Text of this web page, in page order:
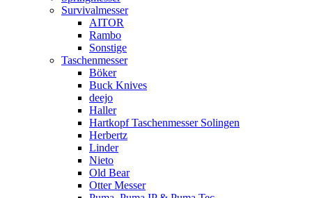
Survivalmesser
AITOR
Rambo
Sonstige
Taschenmesser
Böker
Buck Knives
deejo
Haller
Hartkopf Taschenmesser Solingen
Herbertz
Linder
Nieto
Old Bear
Otter Messer